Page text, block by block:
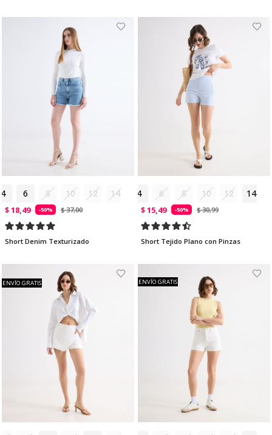
4 6 8 10 12 14
$ 18,49 -50% $ 37,00
Short Denim Texturizado
4 6 8 10 12 14
$ 15,49 -50% $ 30,99
Short Tejido Plano con Pinzas
ENVÍO GRATIS ENVÍO GRATIS